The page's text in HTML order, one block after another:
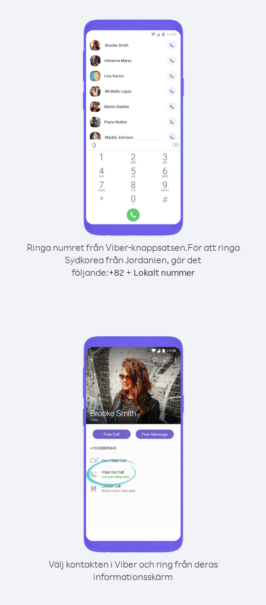
Ringa numret från Viber-knappsatsen.För att ringa
Sydkorea från Jordanien, gör det
följande:+82+ Lokalt nummer
Välj kontakten i Viber och ring från deras
informationsskärm